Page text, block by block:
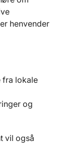
henvender
fra lokale
og
vil også